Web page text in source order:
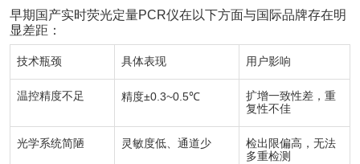
早期国产实时荧光定量PCR仪在以下方面与国际品牌存在明
显差距：
技术瓶颈 具体表现 用户影响
温控精度不足 精度±0.3~0.5℃
扩增一致性差，重
复性不佳
光学系统简陋 灵敏度低、通道少
检出限偏高，无法
多重检测